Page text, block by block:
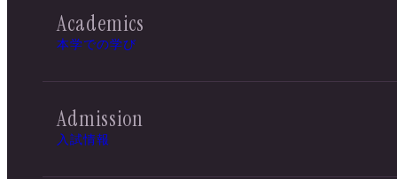
Academics
本学での学び
Admission
入試情報